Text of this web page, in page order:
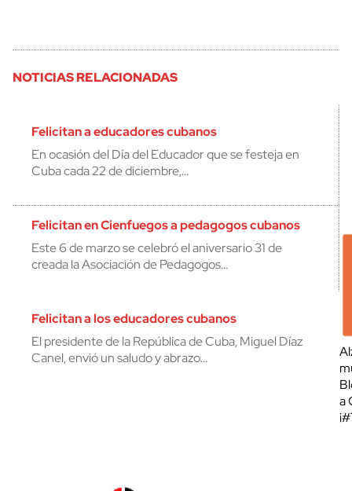
NOTICIAS RELACIONADAS
Felicitan a educadores cubanos
En ocasión del Día del Educador que se festeja en
Cuba cada 22 de diciembre,…
Felicitan en Cienfuegos a pedagogos cubanos
Este 6 de marzo se celebró el aniversario 31 de
creada la Asociación de Pedagogos…
Felicitan a los educadores cubanos
El presidente de la República de Cuba, Miguel Díaz
Canel, envió un saludo y abrazo…
a